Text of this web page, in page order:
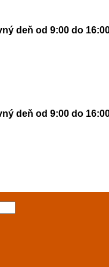
deň od 9:00 do
deň od 9:00 do